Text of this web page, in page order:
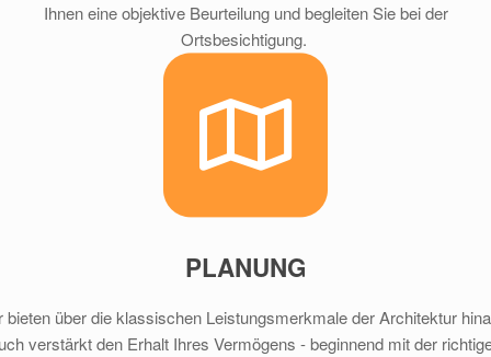
Ihnen eine objektive Beurteilung und begleiten Sie bei der
Ortsbesichtigung.
PLANUNG
bieten über die klassischen Leistungsmerkmale der Architektur
verstärkt den Erhalt Ihres Vermögens - beginnend mit der